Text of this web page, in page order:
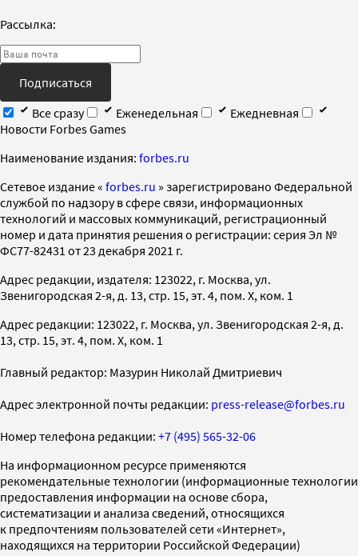
Рассылка:
Подписаться
Все сразу
Еженедельная
Ежедневная
Новости Forbes Games
Наименование издания: forbes.ru
Cетевое издание « forbes.ru » зарегистрировано Федеральной
службой по надзору в сфере связи, информационных
технологий и массовых коммуникаций, регистрационный
номер и дата принятия решения о регистрации: серия Эл №
ФС77-82431 от 23 декабря 2021 г.
Адрес редакции, издателя: 123022, г. Москва, ул.
Звенигородская 2-я, д. 13, стр. 15, эт. 4, пом. X, ком. 1
Адрес редакции: 123022, г. Москва, ул. Звенигородская 2-я, д.
13, стр. 15, эт. 4, пом. X, ком. 1
Главный редактор: Мазурин Николай Дмитриевич
Адрес электронной почты редакции: press-release@forbes.ru
Номер телефона редакции: +7 (495) 565-32-06
На информационном ресурсе применяются
рекомендательные технологии (информационные технологии
предоставления информации на основе сбора,
систематизации и анализа сведений, относящихся
к предпочтениям пользователей сети «Интернет»,
находящихся на территории Российской Федерации)